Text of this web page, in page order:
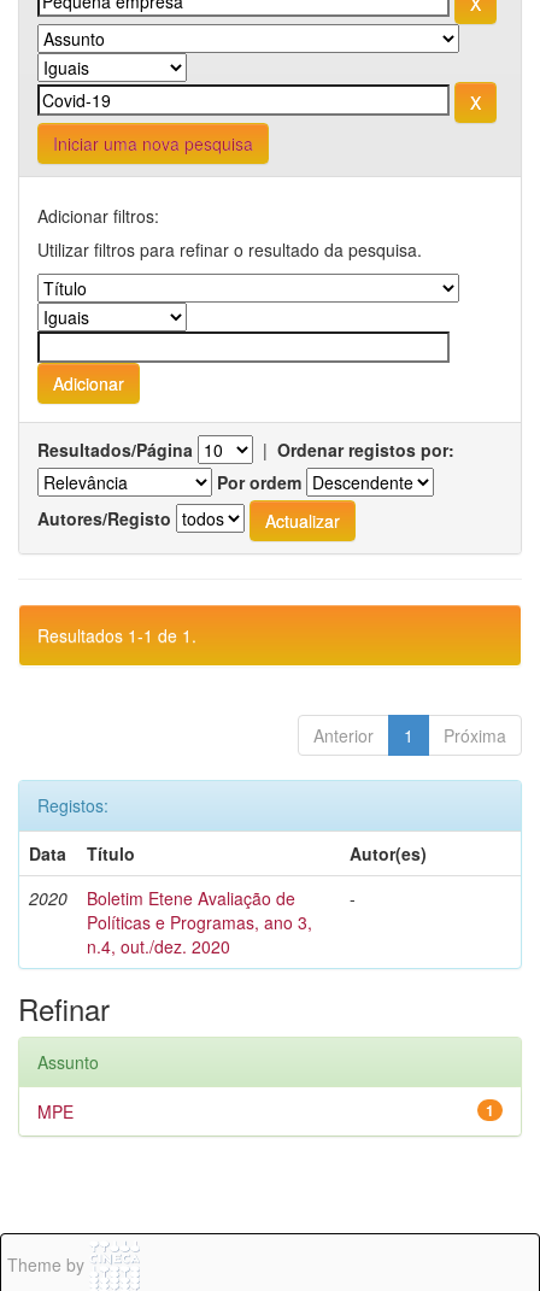
Iniciar uma nova pesquisa
Adicionar filtros:
Utilizar filtros para refinar o resultado da pesquisa.
Resultados/Página | Ordenar registos por:
Por ordem
Autores/Registo
Resultados 1-1 de 1.
Anterior 1 Próxima
Registos:
Data
Título
Autor(es)
2020
Boletim Etene Avaliação de
Políticas e Programas, ano 3,
n.4, out./dez. 2020
-
Refinar
Assunto
1
MPE
Theme by